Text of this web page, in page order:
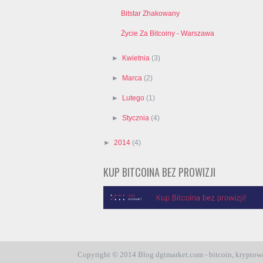
Bitstar Zhakowany
Życie Za Bitcoiny - Warszawa
► Kwietnia (3)
► Marca (2)
► Lutego (1)
►Stycznia (4)
► 2014 (4)
KUP BITCOINA BEZ PROWIZJI
Copyright © 2014 Blog dgtmarket.com - bitcoin,